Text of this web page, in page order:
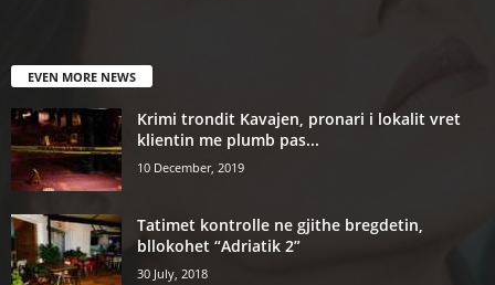
EVEN MORE NEWS
Krimi trondit Kavajen, pronari i lokalit vret
klientin me plumb pas...
10 December, 2019
Tatimet kontrolle ne gjithe bregdetin,
bllokohet “Adriatik 2”
30 July, 2018